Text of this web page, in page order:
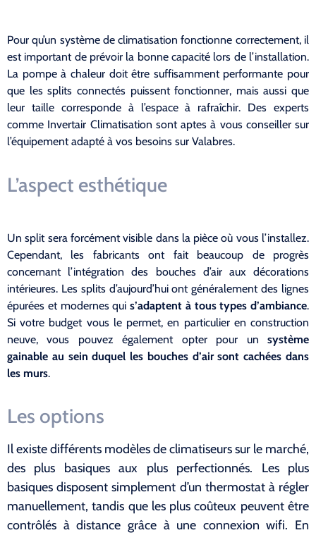
Pour qu’un système de climatisation fonctionne correctement, il
est important de prévoir la bonne capacité lors de l’installation.
La pompe à chaleur doit être suffisamment performante pour
que les splits connectés puissent fonctionner, mais aussi que
leur taille corresponde à l’espace à rafraîchir. Des experts
comme Invertair Climatisation sont aptes à vous conseiller sur
l’équipement adapté à vos besoins sur Valabres.
L’aspect esthétique
Un split sera forcément visible dans la pièce où vous l’installez.
Cependant, les fabricants ont fait beaucoup de progrès
concernant l’intégration des bouches d’air aux décorations
intérieures. Les splits d’aujourd’hui ont généralement des lignes
épurées et modernes qui s’adaptent à tous types d’ambiance.
Si votre budget vous le permet, en particulier en construction
neuve, vous pouvez également opter pour un système
gainable au sein duquel les bouches d’air sont cachées dans
les murs.
Les options
Il existe différents modèles de climatiseurs sur le marché,
des plus basiques aux plus perfectionnés. Les plus
basiques disposent simplement d’un thermostat à régler
manuellement, tandis que les plus coûteux peuvent être
contrôlés à distance grâce à une connexion wifi. En